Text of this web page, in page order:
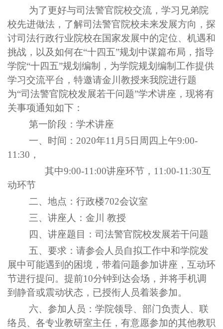
为了更好与司法警官院校交流，学习兄弟院
校先进做法，了解司法警官院校未来发展方向， 探
讨司法行政行业院校在国家发展中的定位、 机遇和
挑战，以及如何在“十四五”规划中谋篇布局 ，指导
学院“十四五”规划编制， 为学院规划编制工作提供
学习交流平台，特邀请金川 教授来我院进行题
为“司法警官院校发展若干问题”学术讲座，现将有
关事项通知如下：
第一阶段：学术讲座
一、时间：2020年11月5日周四上午9:00-
11:30，
其中9:00-11:00讲座环节，11:00-11:30互
动环节
二、地点： 行政楼702会议室
三、讲座人： 金川
教授
四 、讲座题目： 司法警官院校发展若干问题
五、要求：请参会人员自拟工作中和学院发
展中可能遇到的困境，带着问题参加讲座，互动环
节进行提问 。提前10分钟到达会场，并将手机调
到静音或震动状态 ，已授衔人员着装参加。
六、参加人员：学院领导、部门负责人、联
络员、 各专业教研室主任，有意愿参加的其他教职